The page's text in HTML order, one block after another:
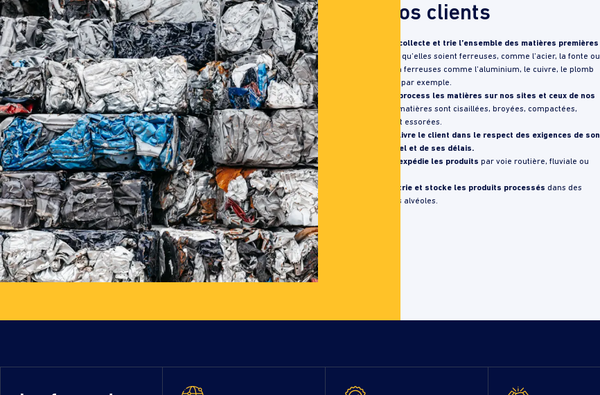
pour nos clients
Metalimpex collecte et trie l’ensemble des matières premières
qu’elles soient ferreuses, comme l’acier, la fonte ou
l’inox, ou non ferreuses comme l’aluminium, le cuivre, le plomb
ou le bronze par exemple.
Metalimpex process les matières sur nos sites et ceux de nos
. Les matières sont cisaillées, broyées, compactées,
briquetées et essorées.
Metalimpex livre le client dans le respect des exigences de son
site industriel et de ses délais.
Metalimpex expédie les produits par voie routière, fluviale ou
Metalimpex trie et stocke les produits processés dans des
boxes ou des alvéoles.